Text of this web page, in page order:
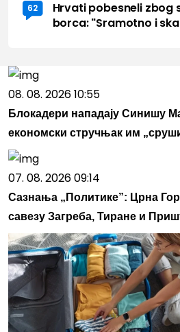
62
Hrvati pobesneli zbog
borca: "Sramotno i
08. 08. 2026 10:55
Блокадери нападају Синишу
економски стручњак им
07. 08. 2026 09:14
Сазнања „Политике”: Црна
савезу Загреба, Тиране и